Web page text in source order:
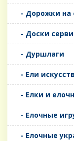
- Дорожки на
- Доски
- Дуршлаги
- Ели
- Елки и
- Елочные
- Елочные